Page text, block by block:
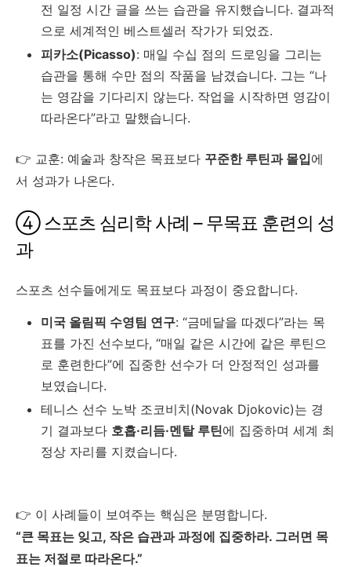
전 일정 시간 글을 쓰는 습관을 유지했습니다. 결과적
으로 세계적인 베스트셀러 작가가 되었죠.
피카소(Picasso): 매일 수십 점의 드로잉을 그리는
습관을 통해 수만 점의 작품을 남겼습니다. 그는 “나
는 영감을 기다리지 않는다. 작업을 시작하면 영감이
따라온다”라고 말했습니다.
👉 교훈: 예술과 창작은 목표보다 꾸준한 루틴과 몰입에
서 성과가 나온다.
④ 스포츠 심리학 사례 – 무목표 훈련의 성
과
스포츠 선수들에게도 목표보다 과정이 중요합니다.
미국 올림픽 수영팀 연구: “금메달을 따겠다”라는 목
표를 가진 선수보다, “매일 같은 시간에 같은 루틴으
로 훈련한다”에 집중한 선수가 더 안정적인 성과를
보였습니다.
테니스 선수 노박 조코비치(Novak Djokovic)는 경
기 결과보다 호흡·리듬·멘탈 루틴에 집중하며 세계 최
정상 자리를 지켰습니다.
👉 이 사례들이 보여주는 핵심은 분명합니다.
“큰 목표는 잊고, 작은 습관과 과정에 집중하라. 그러면 목
표는 저절로 따라온다.”